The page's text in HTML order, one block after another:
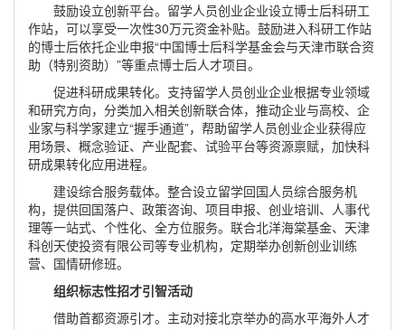
鼓励设立创新平台。留学人员创业企业设立博士后科研工
作站，可以享受一次性30万元资金补贴。鼓励进入科研工作站
的博士后依托企业申报“中国博士后科学基金会与天津市联合资
助（特别资助）”等重点博士后人才项目。
促进科研成果转化。支持留学人员创业企业根据专业领域
和研究方向，分类加入相关创新联合体，推动企业与高校、企
业家与科学家建立“握手通道”，帮助留学人员创业企业获得应
用场景、概念验证、产业配套、试验平台等资源禀赋，加快科
研成果转化应用进程。
建设综合服务载体。整合设立留学回国人员综合服务机
构，提供回国落户、政策咨询、项目申报、创业培训、人事代
理等一站式、个性化、全方位服务。联合北洋海棠基金、天津
科创天使投资有限公司等专业机构，定期举办创新创业训练
营、国情研修班。
组织标志性招才引智活动
借助首都资源引才。主动对接北京举办的高水平海外人才